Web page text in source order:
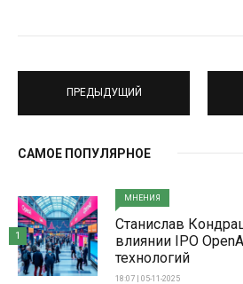
ПРЕДЫДУЩИЙ
САМОЕ ПОПУЛЯРНОЕ
МНЕНИЯ
Станислав
влиянии IPO
технологий
18:07 | 05-11-2025
1